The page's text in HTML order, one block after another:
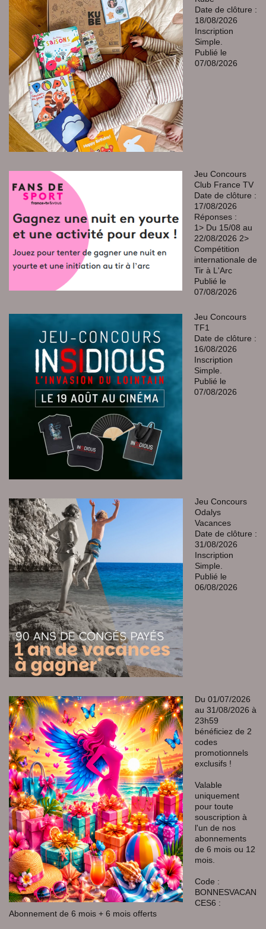
Date de clôture :
18/08/2026
Inscription
Simple.
Publié le
07/08/2026
Jeu Concours
Club France TV
Date de clôture :
17/08/2026
Réponses :
1> Du 15/08 au
22/08/2026 2>
Compétition
internationale de
Tir à L'Arc
Publié le
07/08/2026
Jeu Concours
TF1
Date de clôture :
16/08/2026
Inscription
Simple.
Publié le
07/08/2026
Jeu Concours
Odalys
Vacances
Date de clôture :
31/08/2026
Inscription
Simple.
Publié le
06/08/2026
Du 01/07/2026
au 31/08/2026 à
23h59
bénéficiez de 2
codes
promotionnels
exclusifs !
Valable
uniquement
pour toute
souscription à
l'un de nos
abonnements
de 6 mois ou 12
mois.
Code :
BONNESVACAN
CES6 :
Abonnement de 6 mois + 6 mois offerts